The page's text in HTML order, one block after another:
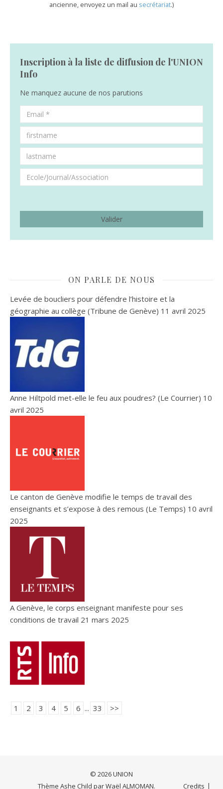
ancienne, envoyez un mail au secrétariat.)
Inscription à la liste de diffusion de l'UNION
Info
Ne manquez aucune de nos parutions
ON PARLE DE NOUS
Levée de boucliers pour défendre l’histoire et la
géographie au collège (Tribune de Genève) 11 avril 2025
Anne Hiltpold met-elle le feu aux poudres? (Le Courrier) 10
avril 2025
Le canton de Genève modifie le temps de travail des
enseignants et s’expose à des remous (Le Temps) 10 avril
2025
A Genève, le corps enseignant manifeste pour ses
conditions de travail 21 mars 2025
1 2 3 4 5 6 ... 33 >>
© 2026 UNION
Credits
Thème Ashe Child parWaël ALMOMAN.